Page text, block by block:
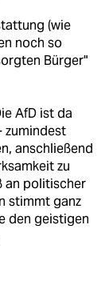
(wie
noch so
Bürger"
AfD ist da
zumindest
anschließend
zu
an politischer
stimmt ganz
den geistigen